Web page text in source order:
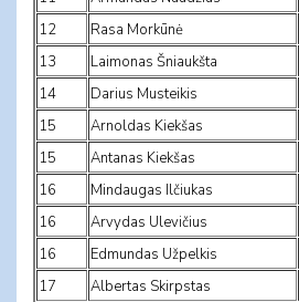
12
Rasa Morkūnė
13
Laimonas Šniaukšta
14
Darius Musteikis
15
Arnoldas Kiekšas
15
Antanas Kiekšas
16
Mindaugas Ilčiukas
16
Arvydas Ulevičius
16
Edmundas Užpelkis
17
Albertas Skirpstas